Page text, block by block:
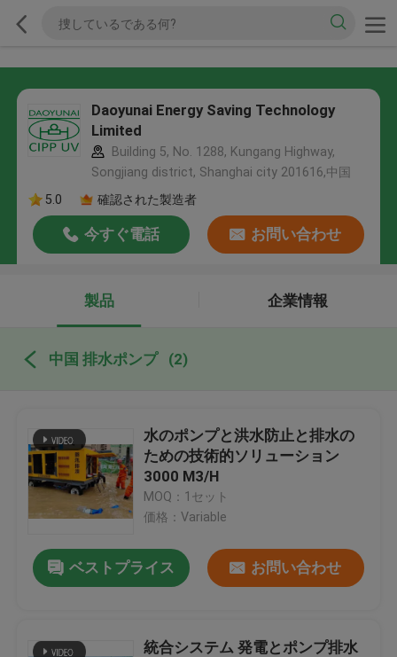
Daoyunai Energy Saving Technology
Limited
Building 5, No. 1288, Kungang Highway,
Songjiang district, Shanghai city 201616,中国
5.0
確認された製造者
今すぐ電話 お問い合わせ
製品 企業情報
中国 排水ポンプ (2)
水のポンプと洪水防止と排水の
ための技術的ソリューション
3000 M3/H
MOQ：1セット
価格：Variable
ベストプライス お問い合わせ
統合システム 発電とポンプ排水